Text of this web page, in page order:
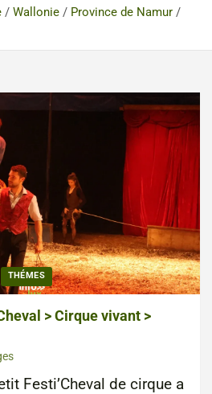
Wallonie
Province de Namur
THÉMES
> Cirque vivant >
Festi’Cheval de cirque a